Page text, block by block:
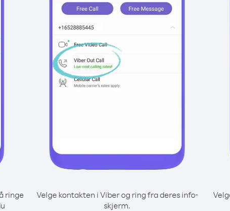
ringe
Velge kontakten i Viber og ring fra deres info-
skjerm.